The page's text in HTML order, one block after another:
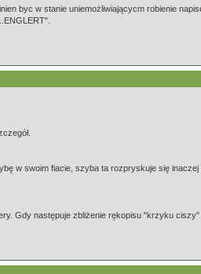
byc w stanie uniemożliwiającycm robienie
w swoim fiacie, szyba ta rozpryskuje się
Gdy następuje zbliżenie rękopisu "krzyku